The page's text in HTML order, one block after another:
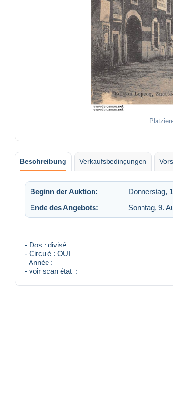
Beschreibung Verkaufsbedingungen
Beginn der Auktion: Donnerstag,
Ende des Angebots:
Sonntag, 9.
- Dos : divisé
- Circulé : OUI
- Année :
- voir scan état :